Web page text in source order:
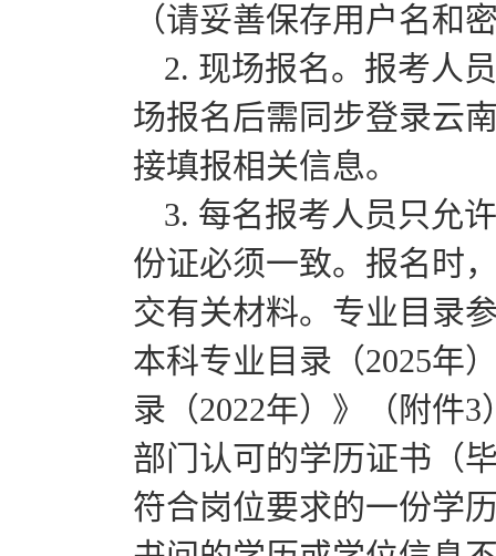
（请妥善保存用户名和
2. 现场报名。报考人
场报名后需同步登录云
接填报相关信息。
3. 每名报考人员只允
份证必须一致。报名时
交有关材料。专业目录
本科专业目录（2025年
录（2022年）》（附件
部门认可的学历证书（
符合岗位要求的一份学